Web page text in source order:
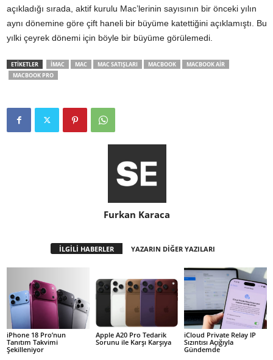
açıkladığı sırada, aktif kurulu Mac’lerinin sayısının bir önceki yılın
aynı dönemine göre çift haneli bir büyüme katettiğini açıklamıştı. Bu
yılki çeyrek dönemi için böyle bir büyüme görülemedi.
ETİKETLER IMAC MAC MAC SATIŞLARI MACBOOK
MACBOOK AIR
MACBOOK PRO
Furkan Karaca
İLGİLİ HABERLER YAZARIN DİĞER YAZILARI
iPhone 18 Pro’nun
Tanıtım Takvimi
Şekilleniyor
Apple A20 Pro Tedarik
Sorunu ile Karşı Karşıya
iCloud Private Relay IP
Sızıntısı Açığıyla
Gündemde